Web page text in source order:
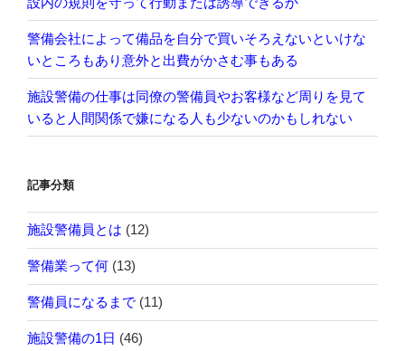
警備会社によって備品を自分で買いそろえないといけな
いところもあり意外と出費がかさむ事もある
施設警備の仕事は同僚の警備員やお客様など周りを見て
いると人間関係で嫌になる人も少ないのかもしれない
記事分類
施設警備員とは (12)
警備業って何 (13)
警備員になるまで (11)
施設警備の1日 (46)